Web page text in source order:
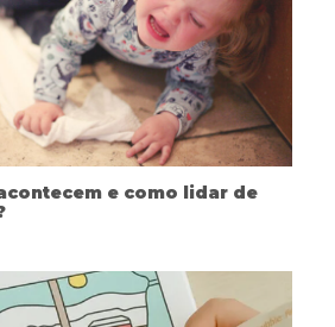
e como lidar de